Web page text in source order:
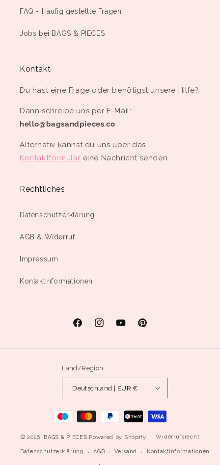
FAQ - Häufig gestellte Fragen
Jobs bei BAGS & PIECES
Kontakt
Du hast eine Frage oder benötigst unsere Hilfe?
Dann schreibe uns per E-Mail:
hello@bagsandpieces.co
Alternativ kannst du uns über das
Kontaktformular eine Nachricht senden.
Rechtliches
Datenschutzerklärung
AGB & Widerruf
Impressum
Kontaktinformationen
FacebookInstagramYouTubePinterest
Land/Region
Deutschland | EUR €
Zahlungsmethoden
© 2026, BAGS & PIECES Powered by Shopify Widerrufsrecht
Datenschutzerklärung AGB Versand Kontaktinformationen